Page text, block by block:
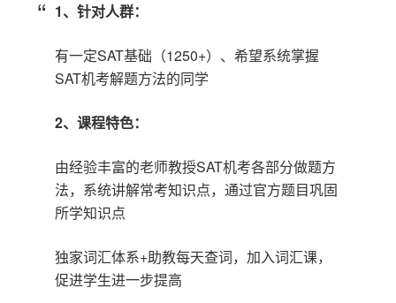
1、针对人群：
有一定SAT基础（1250+）、希望系统掌握
SAT机考解题方法的同学
2、课程特色：
由经验丰富的老师教授SAT机考各部分做题方
法，系统讲解常考知识点，通过官方题目巩固
所学知识点
独家词汇体系+助教每天查词，加入词汇课，
促进学生进一步提高